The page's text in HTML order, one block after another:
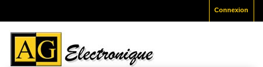
Connexion